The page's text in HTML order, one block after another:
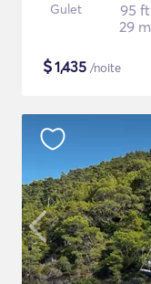
Gulet
95 ft
29 m
$1,435 /noite